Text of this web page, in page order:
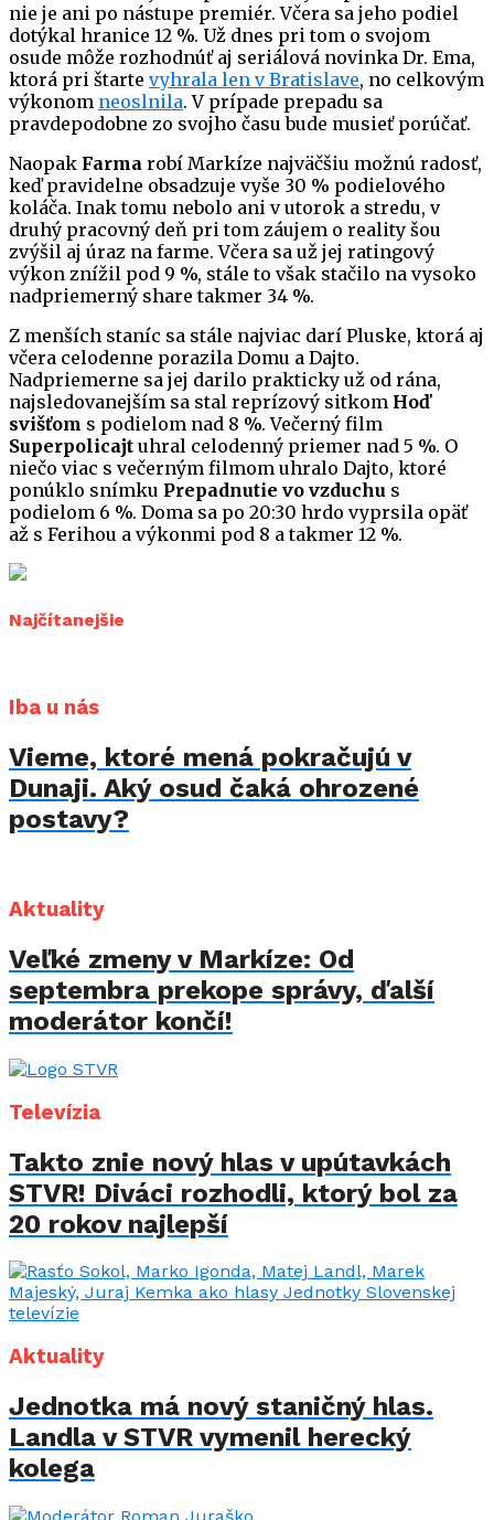
nie je ani po nástupe premiér. Včera sa jeho podiel
dotýkal hranice 12 %. Už dnes pri tom o svojom
osude môže rozhodnúť aj seriálová novinka Dr. Ema,
ktorá pri štarte vyhrala len v Bratislave, no celkovým
výkonom neoslnila. V prípade prepadu sa
pravdepodobne zo svojho času bude musieť porúčať.
Naopak Farma robí Markíze najväčšiu možnú radosť,
keď pravidelne obsadzuje vyše 30 % podielového
koláča. Inak tomu nebolo ani v utorok a stredu, v
druhý pracovný deň pri tom záujem o reality šou
zvýšil aj úraz na farme. Včera sa už jej ratingový
výkon znížil pod 9 %, stále to však stačilo na vysoko
nadpriemerný share takmer 34 %.
Z menších staníc sa stále najviac darí Pluske, ktorá aj
včera celodenne porazila Domu a Dajto.
Nadpriemerne sa jej darilo prakticky už od rána,
najsledovanejším sa stal reprízový sitkom Hoď
svišťom s podielom nad 8 %. Večerný film
Superpolicajt uhral celodenný priemer nad 5 %. O
niečo viac s večerným filmom uhralo Dajto, ktoré
ponúklo snímku Prepadnutie vo vzduchu s
podielom 6 %. Doma sa po 20:30 hrdo vyprsila opäť
až s Ferihou a výkonmi pod 8 a takmer 12 %.
Najčítanejšie
Iba u nás
Vieme, ktoré mená pokračujú v
Dunaji. Aký osud čaká ohrozené
postavy?
Aktuality
Veľké zmeny v Markíze: Od
septembra prekope správy, ďalší
moderátor končí!
Televízia
Takto znie nový hlas v upútavkách
STVR! Diváci rozhodli, ktorý bol za
20 rokov najlepší
Aktuality
Jednotka má nový staničný hlas.
Landla v STVR vymenil herecký
kolega